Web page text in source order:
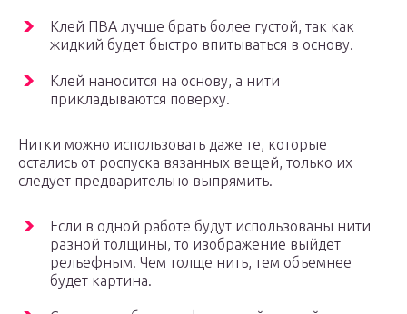
Клей ПВА лучше брать более густой, так как
жидкий будет быстро впитываться в основу.
Клей наносится на основу, а нити
прикладываются поверху.
Нитки можно использовать даже те, которые
остались от роспуска вязанных вещей, только их
следует предварительно выпрямить.
Если в одной работе будут использованы нити
разной толщины, то изображение выйдет
рельефным. Чем толще нить, тем объемнее
будет картина.